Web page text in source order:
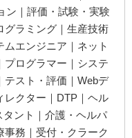
ン｜評価・試験・実験
グラミング｜生産技術
ムエンジニア｜ネット
プログラマー｜システ
テスト・評価｜Webデ
レクター｜DTP｜ヘル
タント｜介護・ヘルパ
事務｜受付・クラーク